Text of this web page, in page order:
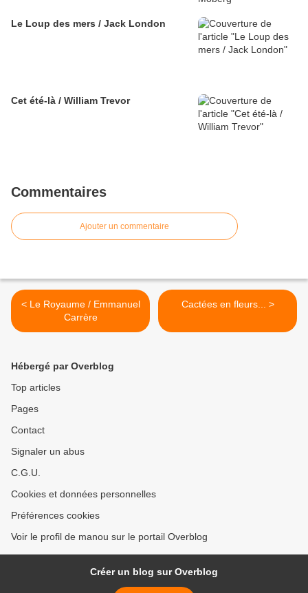
Le Loup des mers / Jack London
Cet été-là / William Trevor
Commentaires
Ajouter un commentaire
< Le Royaume / Emmanuel
Carrère
Cactées en fleurs... >
Hébergé par Overblog
Top articles
Pages
Contact
Signaler un abus
C.G.U.
Cookies et données personnelles
Préférences cookies
Voir le profil de manou sur le portail Overblog
Créer un blog sur Overblog